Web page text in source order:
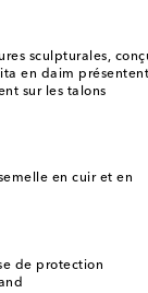
sculpturales,
en daim présentent
sur les talons
en cuir et en
de protection